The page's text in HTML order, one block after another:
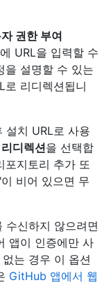
권한 부여
URL을 입력할 수
을 설명할 수 있는
로 리디렉션됩니
설치 URL로 사용
디렉션을 선택합
포지토리 추가 또
비어 있으면 무
수신하지 않으려면
앱이 인증에만 사
는 경우 이 옵션
GitHub 앱에서 웹